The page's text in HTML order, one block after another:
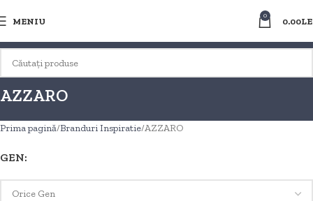
MENIU
0
0.00
AZZARO
Prima pagină Branduri Inspiratie AZZARO
GEN: